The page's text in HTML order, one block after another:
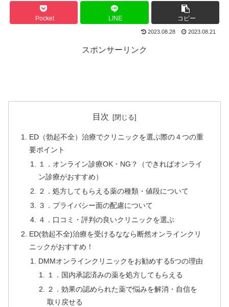
Pocket LINE コピー
2023.08.28 2023.08.21
スポンサーリンク
目次
ED（勃起不全）治療でクリニックを選ぶ際の４つの重
要ポイント
１．オンライン診療OK・NG？（できればオンライ
ン診療がおすすめ）
２．処方してもらえる薬の種類・値段について
３．プライバシー面の配慮について
４．口コミ・評判の良いクリニックを選ぶ
ED(勃起不全)治療を受けるななら断然オンラインクリ
ニックがおすすめ！
DMMオンラインクリニックをお勧めする5つの理由
１．国内承認済みの薬を処方してもらえる
２．効果の認められた薬で悩みを解消・自信を
取り戻せる